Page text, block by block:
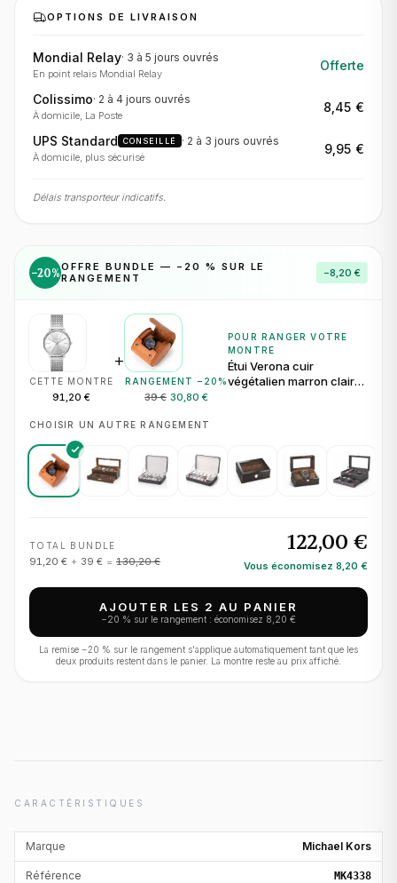
OPTIONS DE LIVRAISON
Mondial Relay· 3 à 5 jours ouvrés
En point relais Mondial Relay
Offerte
Colissimo· 2 à 4 jours ouvrés
À domicile, La Poste
8,45 €
UPS Standard CONSEILLÉ · 2 à 3 jours ouvrés
À domicile, plus sécurisé
9,95 €
Délais transporteur indicatifs.
−20%OFFRE BUNDLE — − 20 % SUR LE
RANGEMENT
−8,20 €
CETTE MONTRE
91,20 €
+
RANGEMENT − 20 %
39 € 30,80 €
POUR RANGER VOTRE
MONTRE
Étui Verona cuir
végétalien marron clair
CHOISIR UN AUTRE RANGEMENT
TOTAL BUNDLE
91,20 € + 39 € = 130,20 €
122,00 €
Vous économisez 8,20 €
AJOUTER LES 2 AU PANIER
−20 % sur le rangement : économisez 8,20 €
La remise −20 % sur le rangement s'applique automatiquement tant que les
deux produits restent dans le panier. La montre reste au prix affiché.
CARACTÉRISTIQUES
Marque Michael Kors
Référence MK4338